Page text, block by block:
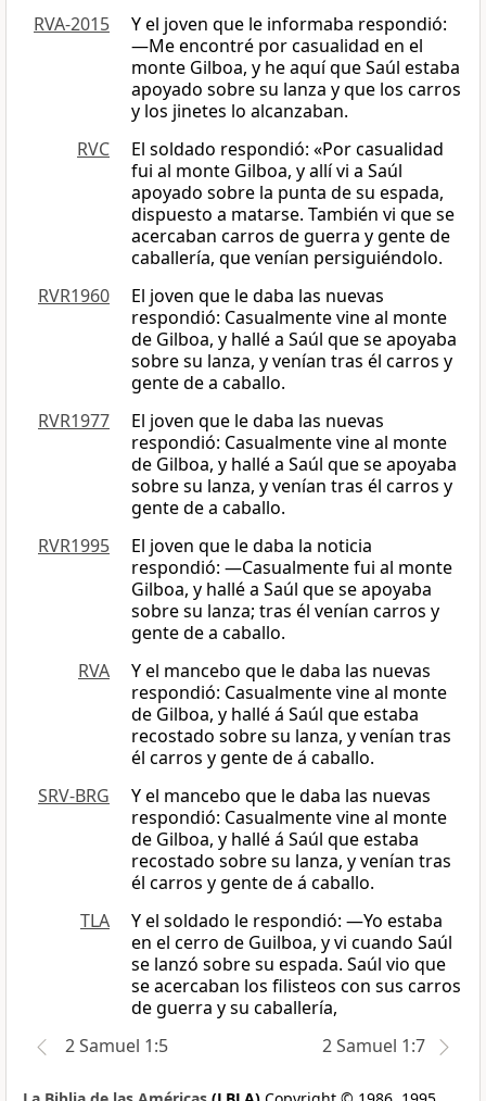
RVA-2015
Y el joven que le informaba respondió:
—Me encontré por casualidad en el
monte Gilboa, y he aquí que Saúl estaba
apoyado sobre su lanza y que los carros
y los jinetes lo alcanzaban.
RVC
El soldado respondió: «Por casualidad
fui al monte Gilboa, y allí vi a Saúl
apoyado sobre la punta de su espada,
dispuesto a matarse. También vi que se
acercaban carros de guerra y gente de
caballería, que venían persiguiéndolo.
RVR1960
El joven que le daba las nuevas
respondió: Casualmente vine al monte
de Gilboa, y hallé a Saúl que se apoyaba
sobre su lanza, y venían tras él carros y
gente de a caballo.
RVR1977
El joven que le daba las nuevas
respondió: Casualmente vine al monte
de Gilboa, y hallé a Saúl que se apoyaba
sobre su lanza, y venían tras él carros y
gente de a caballo.
RVR1995
El joven que le daba la noticia
respondió: —Casualmente fui al monte
Gilboa, y hallé a Saúl que se apoyaba
sobre su lanza; tras él venían carros y
gente de a caballo.
RVA
Y el mancebo que le daba las nuevas
respondió: Casualmente vine al monte
de Gilboa, y hallé á Saúl que estaba
recostado sobre su lanza, y venían tras
él carros y gente de á caballo.
SRV-BRG
Y el mancebo que le daba las nuevas
respondió: Casualmente vine al monte
de Gilboa, y hallé á Saúl que estaba
recostado sobre su lanza, y venían tras
él carros y gente de á caballo.
TLA
Y el soldado le respondió: —Yo estaba
en el cerro de Guilboa, y vi cuando Saúl
se lanzó sobre su espada. Saúl vio que
se acercaban los filisteos con sus carros
de guerra y su caballería,
2 Samuel 1:5
2 Samuel 1:7